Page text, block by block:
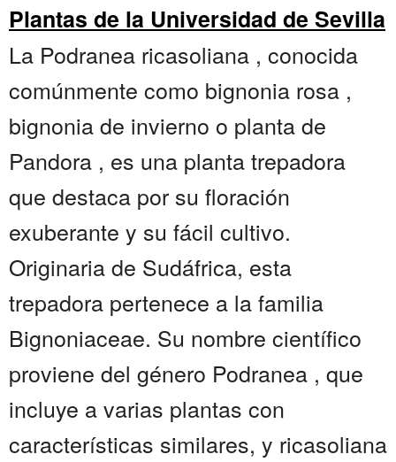
Plantas de la Universidad de Sevilla
La Podranea ricasoliana , conocida
comúnmente como bignonia rosa ,
bignonia de invierno o planta de
Pandora , es una planta trepadora
que destaca por su floración
exuberante y su fácil cultivo.
Originaria de Sudáfrica, esta
trepadora pertenece a la familia
Bignoniaceae. Su nombre científico
proviene del género Podranea , que
incluye a varias plantas con
características similares, y ricasoliana